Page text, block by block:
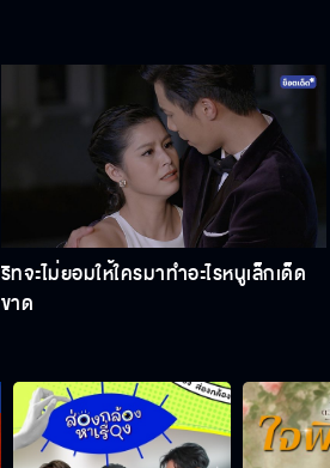
ริทจะไม่ยอมให้ใครมาทำอะไรหนูเล็กเด็ด
ขาด